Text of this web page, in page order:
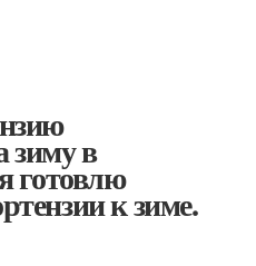
зиму в
готовлю
к зиме.